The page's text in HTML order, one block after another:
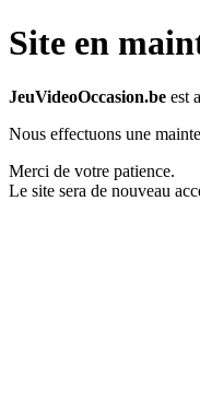
Site en
JeuVideoOccasion.be est
Nous effectuons une
Merci de votre patience.
Le site sera de nouveau